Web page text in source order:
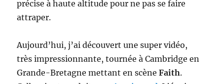
précise à haute altitude pour ne pas se faire
attraper.
Aujourd’hui, j’ai découvert une super vidéo,
très impressionnante, tournée à Cambridge en
Grande-Bretagne mettant en scèneFaith.